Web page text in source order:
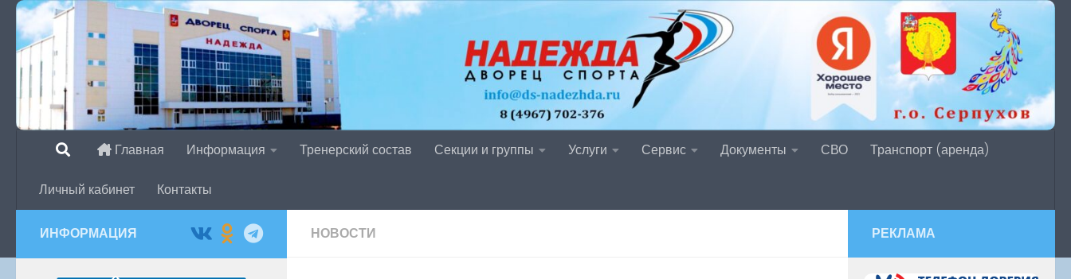
Перейти к содержимому
Главная Информация Тренерский состав Секции и группы Услуги Сервис Документы СВО Транспорт (аренда)
Личный кабинет Контакты
НОВОСТИ
ИНФОРМАЦИЯ РЕКЛАМА